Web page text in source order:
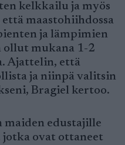
kelkkailu ja myös
maastohiihdossa
ja lämpimien
ollut mukana 1-2
Ajattelin, että
ja niinpä valitsin
Bragiel kertoo.
maiden edustajille
ovat ottaneet